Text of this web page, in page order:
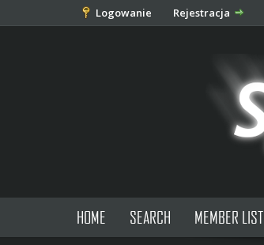
Logowanie Rejestracja
HOME SEARCH MEMBER LIST